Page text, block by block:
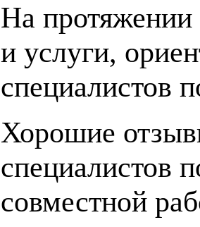
На протяжении
и услуги,
специалистов
Хорошие
специалистов
совместной